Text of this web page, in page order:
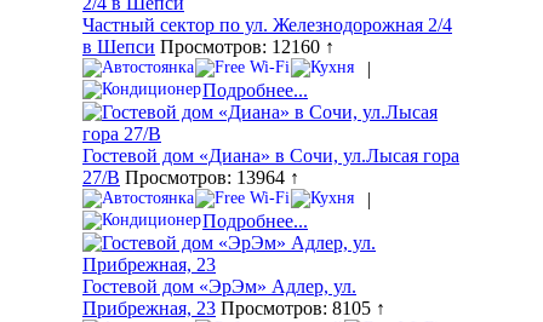
Частный сектор по ул. Железнодорожная 2/4
в Шепси Просмотров: 12160 ↑
|
Подробнее...
Гостевой дом «Диана» в Сочи, ул.Лысая гора
27/В Просмотров: 13964 ↑
|
Подробнее...
Гостевой дом «ЭрЭм» Адлер, ул.
Прибрежная, 23 Просмотров: 8105 ↑